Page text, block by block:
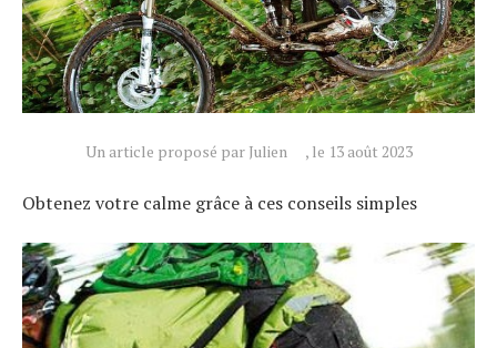
Un article proposé par Julien , le 13 août 2023
Obtenez votre calme grâce à ces conseils simples